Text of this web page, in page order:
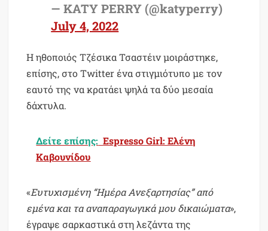
— KATY PERRY (@katyperry)
July 4, 2022
Η ηθοποιός Τζέσικα Τσαστέιν μοιράστηκε,
επίσης, στο Twitter ένα στιγμιότυπο με τον
εαυτό της να κρατάει ψηλά τα δύο μεσαία
δάχτυλα.
Δείτε επίσης: Espresso Girl: Eλένη
Καβουνίδου
«Ευτυχισμένη “Ημέρα Ανεξαρτησίας” από
εμένα και τα αναπαραγωγικά μου δικαιώματα»,
έγραψε σαρκαστικά στη λεζάντα της